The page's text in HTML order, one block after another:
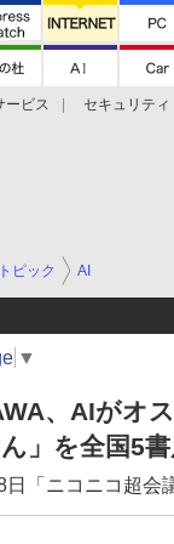
ービス
セキュリティ
トピック AI
▼
、AIがオ
」を全国5
日「ニコニコ超会